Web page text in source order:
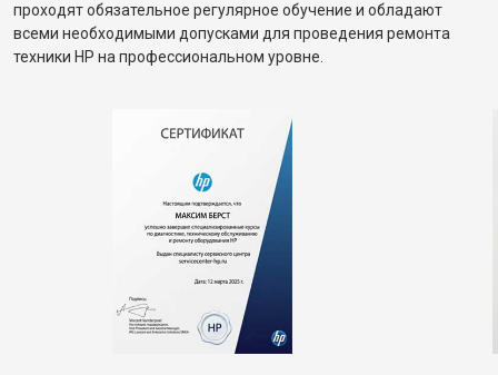
проходят обязательное регулярное обучение и обладают
всеми необходимыми допусками для проведения ремонта
техники HP на профессиональном уровне.